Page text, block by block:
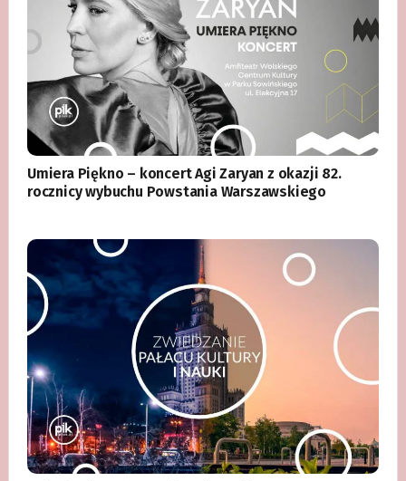
Umiera Piękno – koncert Agi Zaryan z okazji 82.
rocznicy wybuchu Powstania Warszawskiego